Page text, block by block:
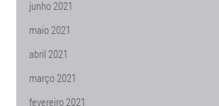
junho 2021
maio 2021
abril 2021
março 2021
fevereiro 2021